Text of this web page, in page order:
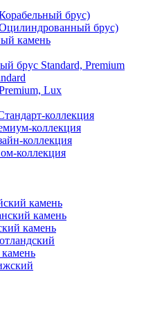
брус)
брус)
камень
брус Standard, Premium
Lux
коллекция
коллекция
коллекция
коллекция
камень
камень
камень